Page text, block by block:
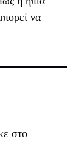
να
στο